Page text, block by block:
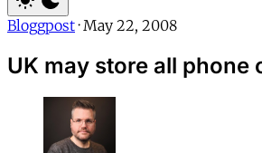
Bloggpost · May 22, 2008
UK may store all phone